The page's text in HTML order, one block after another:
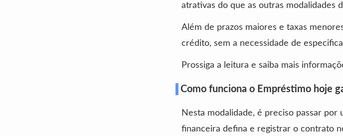
atrativas do que as outras modalidades
Além de prazos maiores e taxas
crédito, sem a necessidade de
Prossiga a leitura e saiba mais
Como funciona o Empréstimo hoje
Nesta modalidade, é preciso passar
financeira defina e registrar o contrato